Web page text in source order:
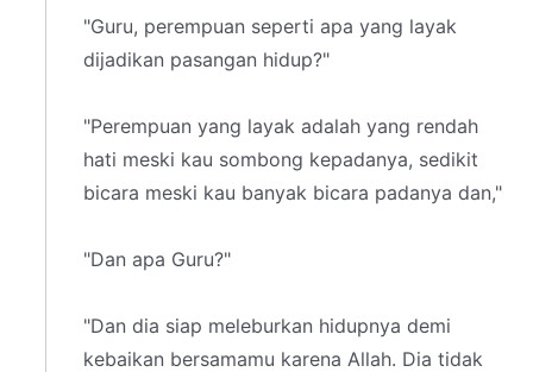
"Guru, perempuan seperti apa yang layak
dijadikan pasangan hidup?"
"Perempuan yang layak adalah yang rendah
hati meski kau sombong kepadanya, sedikit
bicara meski kau banyak bicara padanya dan,"
"Dan apa Guru?"
"Dan dia siap meleburkan hidupnya demi
kebaikan bersamamu karena Allah. Dia tidak